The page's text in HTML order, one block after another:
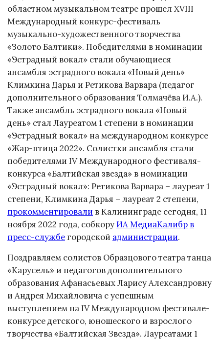
областном музыкальном театре прошел XVIII
Международный конкурс-фестиваль
музыкально-художественного творчества
«Золото Балтики». Победителями в номинации
«Эстрадный вокал» стали обучающиеся
ансамбля эстрадного вокала «Новый день»
Климкина Дарья и Ретикова Варвара (педагог
дополнительного образования Толмачёва И.А.).
Также ансамбль эстрадного вокала «Новый
день» стал Лауреатом 1 степени в номинации
«Эстрадный вокал» на международном конкурсе
«Жар-птица 2022». Солистки ансамбля стали
победителями IV Международного фестиваля-
конкурса «Балтийская звезда» в номинации
«Эстрадный вокал»: Ретикова Варвара – лауреат 1
степени, Климкина Дарья – лауреат 2 степени,
прокомментировали в Калининграде сегодня, 11
ноября 2022 года, собкоруИА МедиаКалибр в
пресс-службе городской администрации.
Поздравляем солистов Образцового театра танца
«Карусель» и педагогов дополнительного
образования Афанасьевых Ларису Александровну
и Андрея Михайловича с успешным
выступлением на IV Международном фестивале-
конкурсе детского, юношеского и взрослого
творчества «Балтийская Звезда». Лауреатами 1